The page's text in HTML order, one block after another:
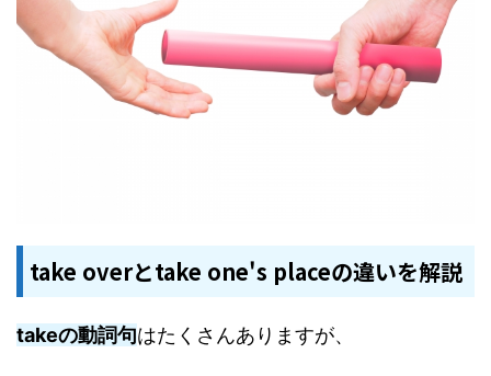
take overとtake one's placeの違いを解説
takeの動詞句はたくさんありますが、